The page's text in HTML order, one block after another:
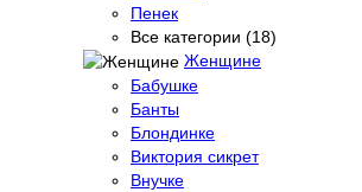
Пенек
Все категории (18)
Женщине
Бабушке
Банты
Блондинке
Виктория сикрет
Внучке